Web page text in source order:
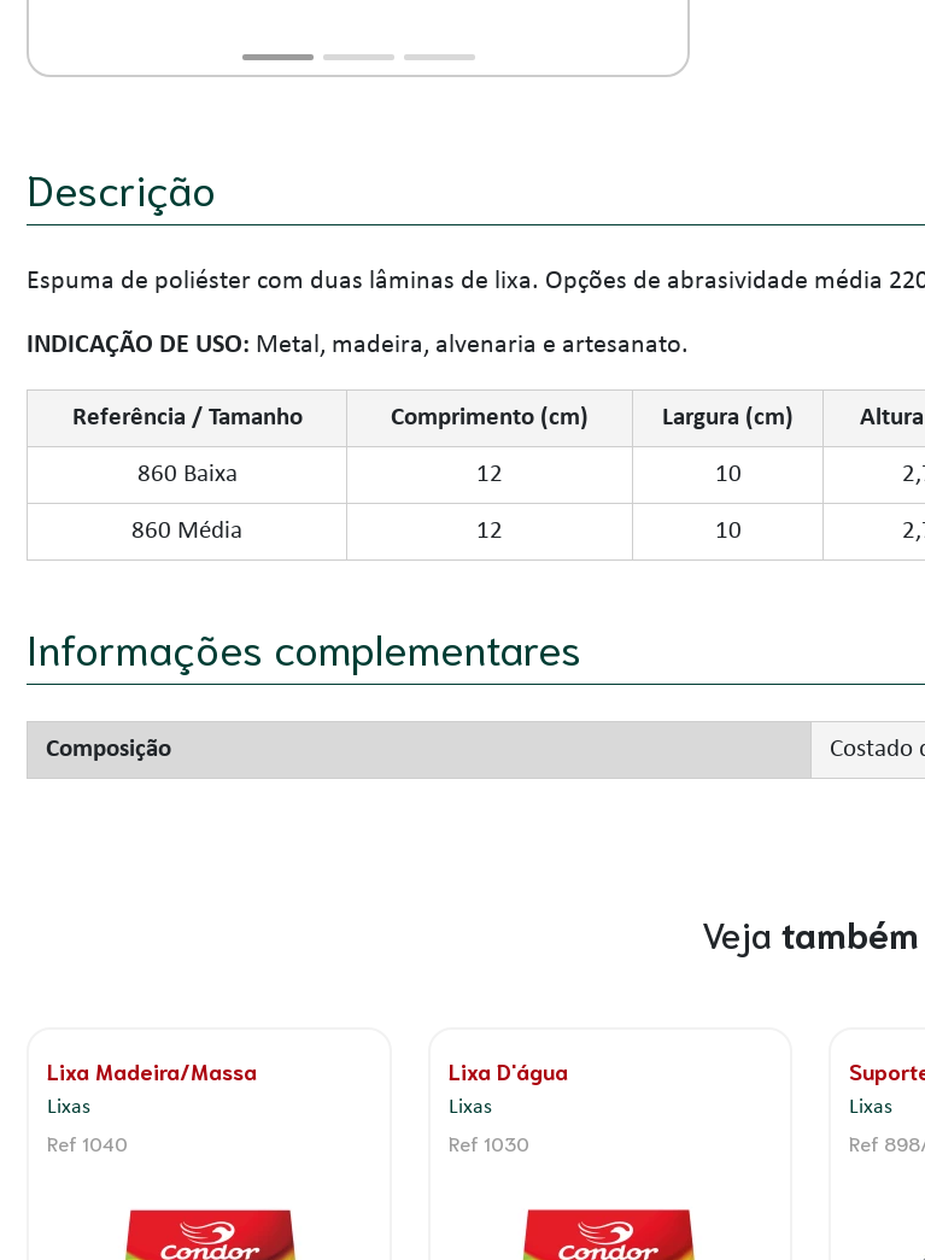
Descrição
Espuma de poliéster com duas lâminas de lixa. Opções de abrasividade média
INDICAÇÃO DE USO: Metal, madeira, alvenaria e artesanato.
Referência / Tamanho Comprimento (cm) Largura (cm)
860 Baixa 12 10
860 Média 12 10
Informações complementares
Composição Costado
Veja também
Suporte Manual
Lixas
Ref 898/3
Suporte Manual
Lixas
Ref 898/4
Lixas
Ref